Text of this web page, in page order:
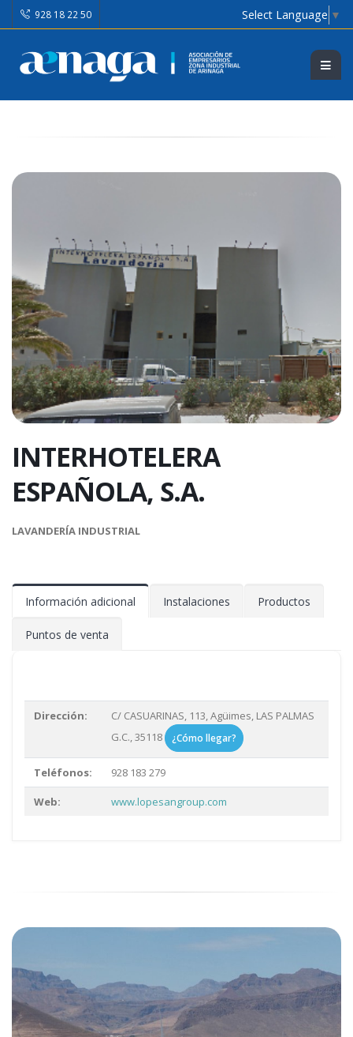
928 18 22 50 Select Language ▼
INTERHOTELERA
ESPAÑOLA, S.A.
LAVANDERÍA INDUSTRIAL
Información adicional Instalaciones Productos
Puntos de venta
Dirección:
C/ CASUARINAS, 113, Agüimes, LAS PALMAS
G.C., 35118
¿Cómo llegar?
Teléfonos: 928 183 279
Web: www.lopesangroup.com